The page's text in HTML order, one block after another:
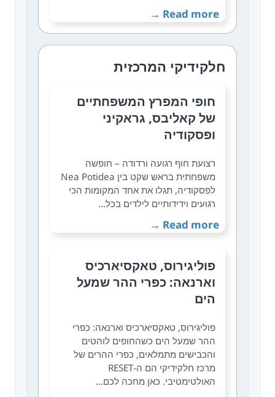
Read more →
חלקידיקי המרכזית
חופי המפרץ המשפחתיים
של קאליבס, גראקיני
ופסקודיה
רצועת חוף רגועה ורדודה – חופשה
משפחתית בראש שקט בין Nea Potidea
לפסקודיה, תגלו את אחד המקומות הכי
רגועים וידידותיים לילדים בכל…
Read more →
פוליגירוס, טאקסיארכיס
וארנאה: כפרי ההר שמעל
הים
פוליגירוס, טאקסיארכיס וארנאה: כפרי
ההר שמעל הים כשהחופים לוהטים
והכבישים מתמלאים, כפרי ההרים של
מרכז חלקידיקי הם ה-RESET
האולטימטיבי. כאן מחכה לכם…